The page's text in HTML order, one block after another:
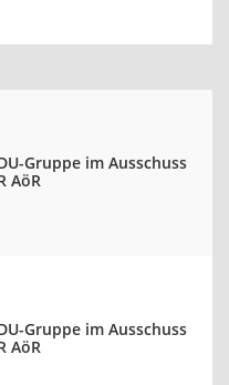
Gruppe im Ausschuss
AöR
Gruppe im Ausschuss
AöR